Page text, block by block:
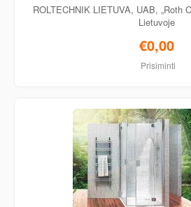
ROLTECHNIK LIETUVA, UAB, „Roth
Lietuvoje
€0,00
Prisiminti